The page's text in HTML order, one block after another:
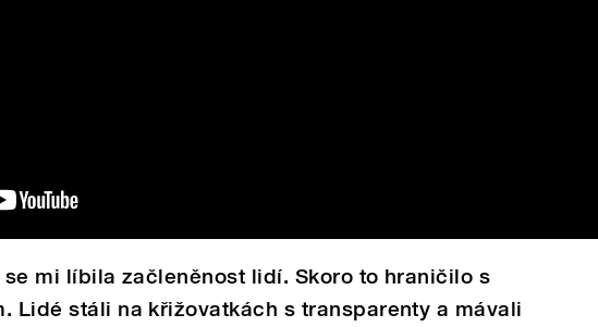
se mi líbila začleněnost lidí. Skoro to hraničilo s
Lidé stáli na křižovatkách s transparenty a mávali